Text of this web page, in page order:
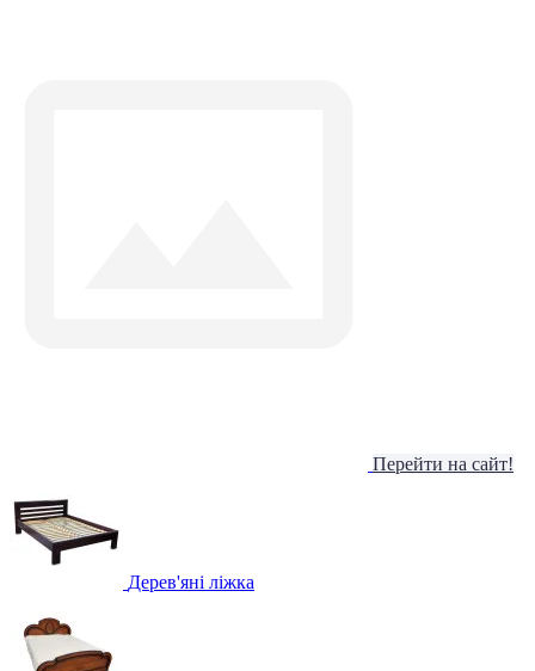
Перейти на сайт!
Дерев'яні ліжка